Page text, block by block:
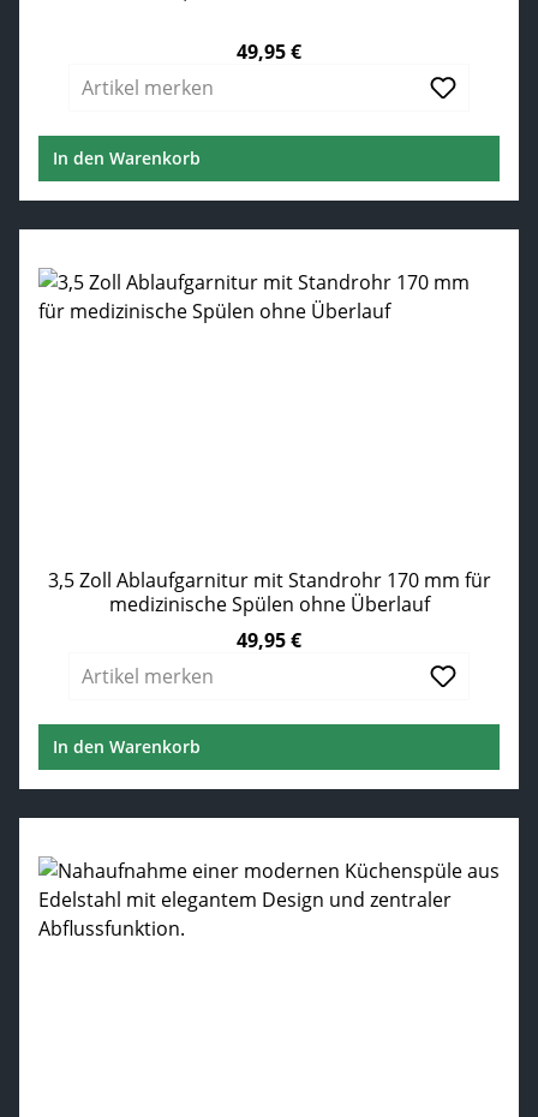
49,95 €
Artikel merken
In den Warenkorb
3,5 Zoll Ablaufgarnitur mit Standrohr 170 mm für
medizinische Spülen ohne Überlauf
49,95 €
Artikel merken
In den Warenkorb